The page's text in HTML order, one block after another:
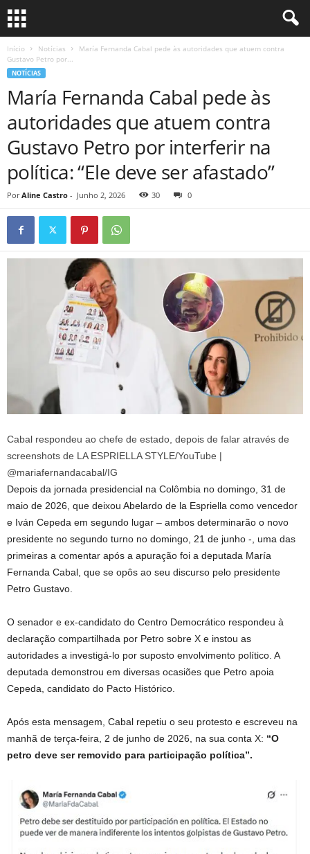
Início Notícias
María Fernanda Cabal pede às autoridades que atuem contra
Gustavo Petro por...
NOTÍCIAS
María Fernanda Cabal pede às
autoridades que atuem contra
Gustavo Petro por interferir na
política: “Ele deve ser afastado”
Por Aline Castro - Junho 2, 2026 30 0
Cabal respondeu ao chefe de estado, depois de falar através de
screenshots de LA ESPRIELLA STYLE/YouTube |
@mariafernandacabal/IG
Depois da jornada presidencial na Colômbia no domingo, 31 de
maio de 2026, que deixou Abelardo de la Espriella como vencedor
e Iván Cepeda em segundo lugar – ambos determinarão o novo
presidente no segundo turno no domingo, 21 de junho -, uma das
primeiras a comentar após a apuração foi a deputada María
Fernanda Cabal, que se opôs ao seu discurso pelo presidente
Petro Gustavo.
O senador e ex-candidato do Centro Democrático respondeu à
declaração compartilhada por Petro sobre X e instou as
autoridades a investigá-lo por suposto envolvimento político. A
deputada demonstrou em diversas ocasiões que Petro apoia
Cepeda, candidato do Pacto Histórico.
Após esta mensagem, Cabal repetiu o seu protesto e escreveu na
manhã de terça-feira, 2 de junho de 2026, na sua conta X: “O
petro deve ser removido para participação política”.